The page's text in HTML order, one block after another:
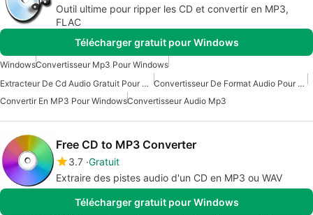
Outil ultime pour ripper les CD et convertir en MP3,
FLAC
Télécharger gratuit pour Windows
WindowsConvertisseur Mp3 Pour Windows
Extracteur De Cd Audio Gratuit Pour Windows
Convertisseur De Format Audio Pour Windows
Convertir En MP3 Pour WindowsConvertisseur Audio Mp3
Free CD to MP3 Converter
3.7 Gratuit
Extraire des pistes audio d'un CD en MP3 ou WAV
Télécharger gratuit pour Windows